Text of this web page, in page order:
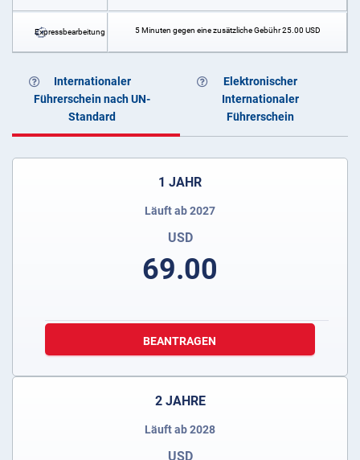
Expressbearbeitung 5 Minuten gegen eine zusätzliche Gebühr25.00 USD
Internationaler
Führerschein nach UN-
Standard
Elektronischer
Internationaler
Führerschein
1 JAHR
Läuft ab 2027
USD
69.00
BEANTRAGEN
2 JAHRE
Läuft ab 2028
USD